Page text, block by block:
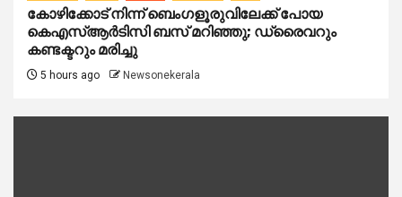
കോഴിക്കോട് നിന്ന് ബെംഗളൂരുവിലേക്ക് പോയ
കെഎസ്ആർടിസി ബസ് മറിഞ്ഞു; ഡ്രൈവറും
കണ്ടക്ടറും മരിച്ചു
5 hours ago Newsonekerala